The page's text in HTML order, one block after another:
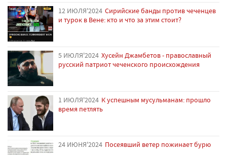
12 ИЮЛЯ'2024 Сирийские банды против чеченцев
и турок в Вене: кто и что за этим стоит?
5 ИЮЛЯ'2024 Хусейн Джамбетов - православный
русский патриот чеченского происхождения
1 ИЮЛЯ'2024 К успешным мусульманам: прошло
время петлять
24 ИЮНЯ'2024 Посеявший ветер пожинает бурю